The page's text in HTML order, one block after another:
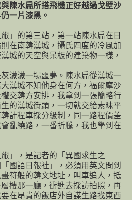
與陳水扁所搭飛機正好越過戈壁沙
一片漆黑。
」的第三站，第一站陳水扁在日
在南韓漢城，攝氏四度的冷風加
城的天空與呆板的建築物一樣，
濛濛一場噩夢。陳水扁從漢城一
漢城不知他身在何方，福爾摩沙
交韓方安排，我拿到一張簡略行
的漢城街頭，一切就交給素昧平
計程車採分級制，同一路程價差
亂繞路，一番折騰，我也學到在
」，是記者的「異國求生之
國語日報社」，必須用英文問到
符般的韓文地址，叫車追人，抵
樓那一廳，衝進去採訪拍照，再
在昂貴的飯店外自謀生路找東西